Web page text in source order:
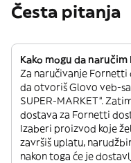
Česta pitanja
Kako mogu da
Za naručivanje Fornetti
da otvoriš Glovo veb-
SUPER-MARKET”.
dostava za Fornetti
Izaberi proizvod koje
završiš uplatu,
nakon toga će je